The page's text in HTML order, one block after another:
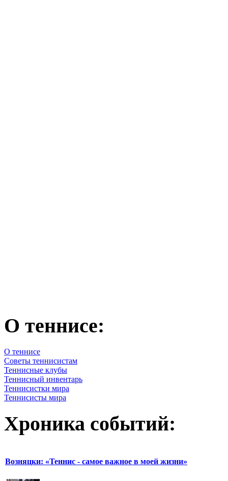
О теннисе:
О теннисе
Советы теннисистам
Теннисные клубы
Теннисный инвентарь
Теннисистки мира
Теннисисты мира
Хроника событий:
Возняцки: «Теннис - самое важное в моей жизни»